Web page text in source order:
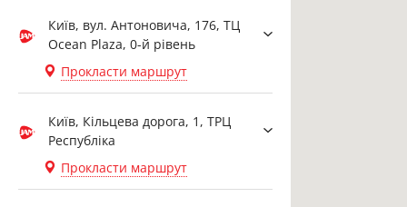
Київ, вул. Антоновича, 176, ТЦ
Ocean Plaza, 0-й рівень
Прокласти маршрут
Київ, Кільцева дорога, 1, ТРЦ
Республіка
Прокласти маршрут